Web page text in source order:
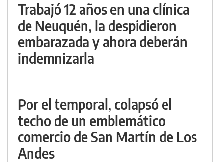
Trabajó 12 años en una clínica
de Neuquén, la despidieron
embarazada y ahora deberán
indemnizarla
Por el temporal, colapsó el
techo de un emblemático
comercio de San Martín de Los
Andes